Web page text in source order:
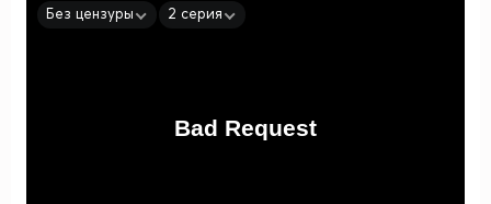
Без цензуры 2 серия